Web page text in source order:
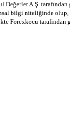
A.Ş.
bilgi niteliğinde
Forexkocu